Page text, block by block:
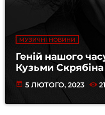
МУЗИЧНІ НОВИНИ
Геній нашого
Кузьми Скрябіна
today 5 ЛЮТОГО, 2023